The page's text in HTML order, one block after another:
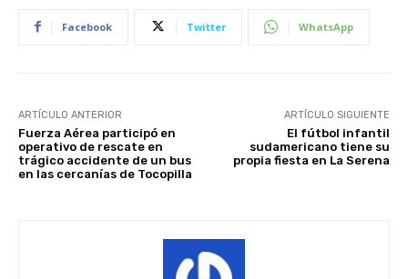
Facebook Twitter WhatsApp
ARTÍCULO ANTERIOR
Fuerza Aérea participó en
operativo de rescate en
trágico accidente de un bus
en las cercanías de Tocopilla
ARTÍCULO SIGUIENTE
El fútbol infantil
sudamericano tiene su
propia fiesta en La Serena